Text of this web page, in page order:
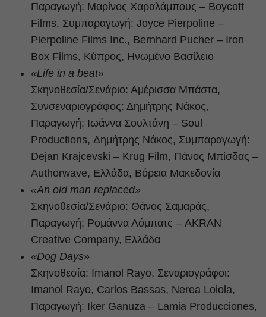
Παραγωγή: Μαρίνος Χαραλάμπους – Boycott
Films, Συμπαραγωγή: Joyce Pierpoline –
Pierpoline Films Inc., Bernhard Pucher – Iron
Box Films, Κύπρος, Ηνωμένο Βασίλειο
«Life in a beat»
Σκηνοθεσία/Σενάριο: Αμέρισσα Μπάστα,
Συνσεναριογράφος: Δημήτρης Νάκος,
Παραγωγή: Ιωάννα Σουλτάνη – Soul
Productions, Δημήτρης Νάκος, Συμπαραγωγή:
Dejan Krajcevski – Krug Film, Πάνος Μπίσδας –
Authorwave, Ελλάδα, Βόρεια Μακεδονία
«An old man replaced»
Σκηνοθεσία/Σενάριο: Θάνος Σαμαράς,
Παραγωγή: Ρομάννα Λόμπατς – AKRAN
Creative Company, Ελλάδα
«Dog Days»
Σκηνοθεσία: Imanol Rayo, Σεναριογράφοι:
Imanol Rayo, Carlos Bassas, Nerea Loiola,
Παραγωγή: Iker Ganuza – Lamia Producciones,